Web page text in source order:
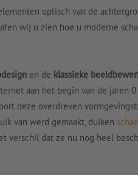
optisch van de
wij u zien hoe u moderne
en de klassieke
aan het begin van de jaren
deze overdreven
van werd gemaakt, duiken
verschil dat ze nu nog heel